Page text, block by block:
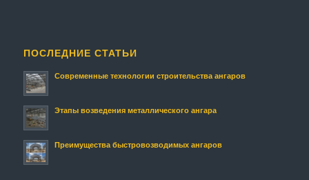
ПОСЛЕДНИЕ СТАТЬИ
Современные технологии строительства ангаров
Этапы возведения металлического ангара
Преимущества быстровозводимых ангаров